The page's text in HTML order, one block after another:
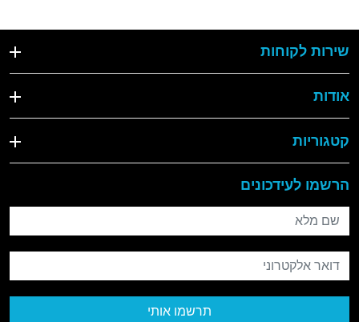
שירות לקוחות
אודות
קטגוריות
הרשמו לעידכונים
שם מלא
דואר אלקטרוני
תרשמו אותי